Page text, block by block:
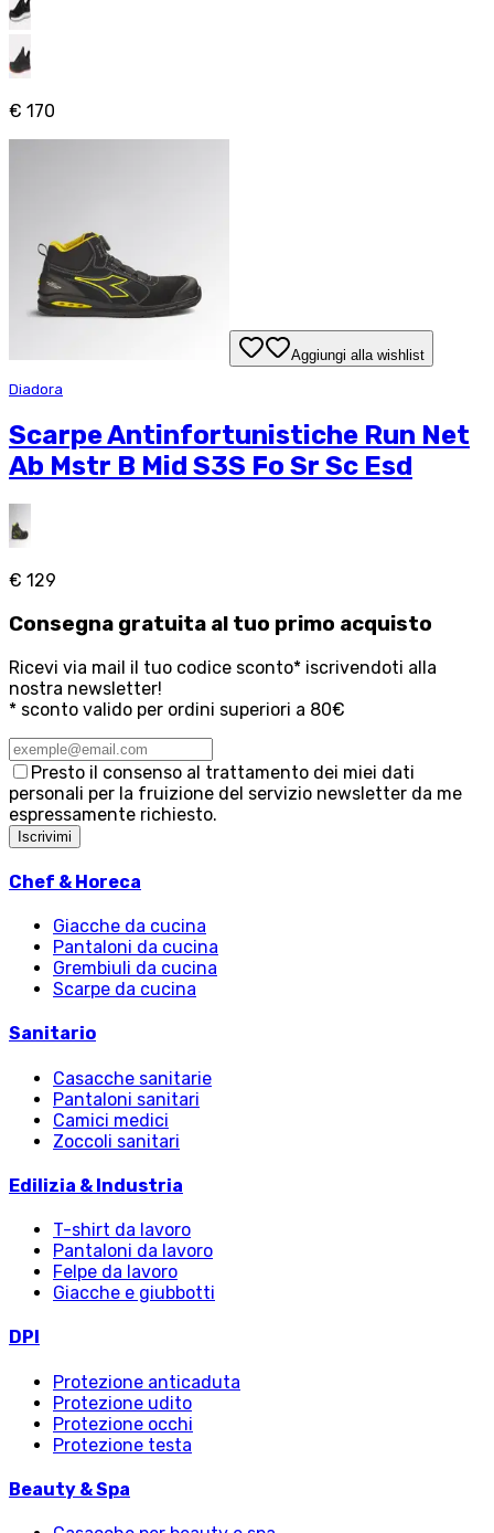
€ 170
Aggiungi alla wishlist
Diadora
Scarpe Antinfortunistiche Run Net
Ab Mstr B Mid S3S Fo Sr Sc Esd
€ 129
Consegna gratuita al tuo primo acquisto
Ricevi via mail il tuo codice sconto* iscrivendoti alla
nostra newsletter!
* sconto valido per ordini superiori a 80€
Presto il consenso al trattamento dei miei dati
personali per la fruizione del servizio newsletter da me
espressamente richiesto.
Iscrivimi
Chef & Horeca
Giacche da cucina
Pantaloni da cucina
Grembiuli da cucina
Scarpe da cucina
Sanitario
Casacche sanitarie
Pantaloni sanitari
Camici medici
Zoccoli sanitari
Edilizia & Industria
T-shirt da lavoro
Pantaloni da lavoro
Felpe da lavoro
Giacche e giubbotti
DPI
Protezione anticaduta
Protezione udito
Protezione occhi
Protezione testa
Beauty & Spa